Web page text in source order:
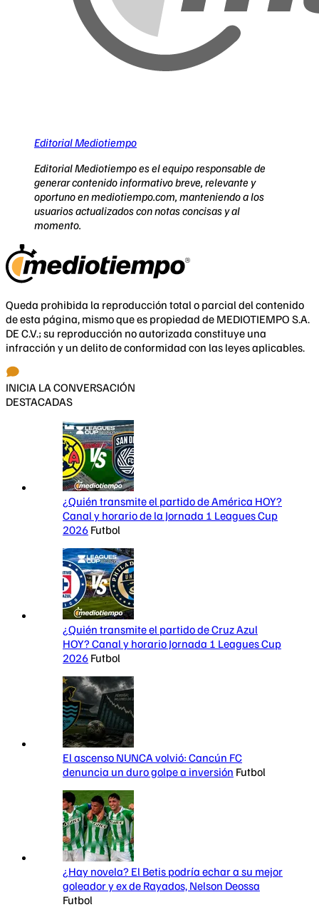
Editorial Mediotiempo
Editorial Mediotiempo es el equipo responsable de
generar contenido informativo breve, relevante y
oportuno en mediotiempo.com, manteniendo a los
usuarios actualizados con notas concisas y al
momento.
Queda prohibida la reproducción total o parcial del contenido
de esta página, mismo que es propiedad de MEDIOTIEMPO S.A.
DE C.V.; su reproducción no autorizada constituye una
infracción y un delito de conformidad con las leyes aplicables.
INICIA LA CONVERSACIÓN
DESTACADAS
¿Quién transmite el partido de América HOY?
Canal y horario de la Jornada 1 Leagues Cup
2026 Futbol
¿Quién transmite el partido de Cruz Azul
HOY? Canal y horario Jornada 1 Leagues Cup
2026 Futbol
El ascenso NUNCA volvió: Cancún FC
denuncia un duro golpe a inversión Futbol
¿Hay novela? El Betis podría echar a su mejor
goleador y ex de Rayados, Nelson Deossa
Futbol